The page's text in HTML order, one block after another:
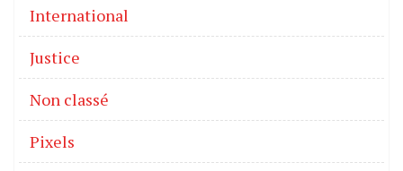
International
Justice
Non classé
Pixels